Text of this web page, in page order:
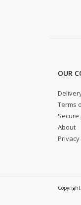
OUR
Terms
About
Privacy
Copyright